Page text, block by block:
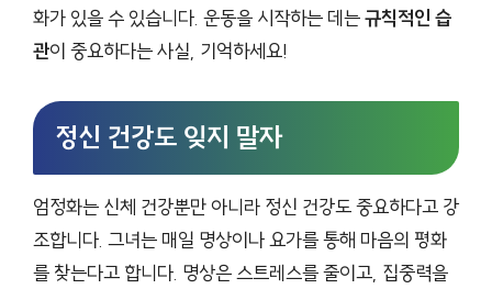
화가 있을 수 있습니다. 운동을 시작하는 데는규칙적인 습
관이 중요하다는 사실, 기억하세요!
정신 건강도 잊지 말자
엄정화는 신체 건강뿐만 아니라 정신 건강도 중요하다고 강
조합니다. 그녀는 매일 명상이나 요가를 통해 마음의 평화
를 찾는다고 합니다. 명상은 스트레스를 줄이고, 집중력을